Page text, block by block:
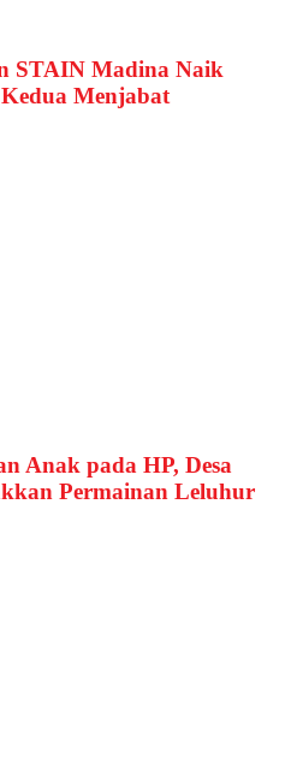
STAIN Madina Naik
Menjabat
Anak pada HP, Desa
Permainan Leluhur